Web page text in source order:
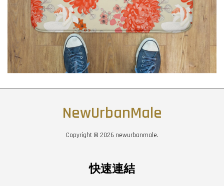
NewUrbanMale
Copyright © 2026 newurbanmale.
快速連結